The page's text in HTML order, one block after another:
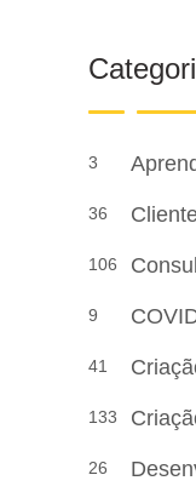
3
36
106
9
41
133
26